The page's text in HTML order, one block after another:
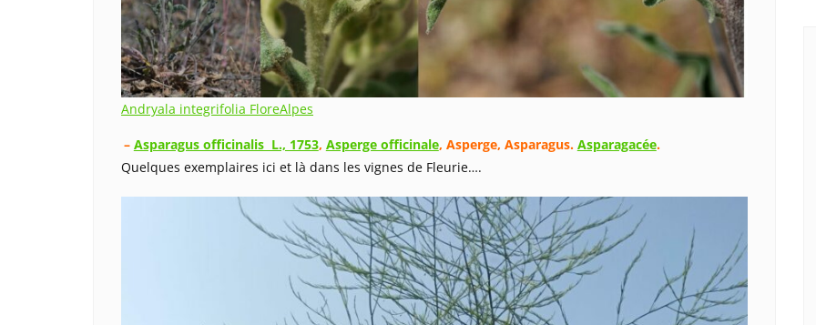
Andryala integrifolia FloreAlpes
– Asparagus officinalis L., 1753, Asperge officinale, Asperge, Asparagus. Asparagacée.
Quelques exemplaires ici et là dans les vignes de Fleurie….